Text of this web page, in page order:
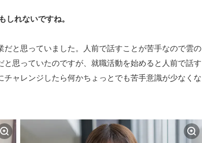
れないですね。
と思っていました。人前で話すことが苦手なので雲の
思っていたのですが、就職活動を始めると人前で話す
ャレンジしたら何かちょっとでも苦手意識が少なくな